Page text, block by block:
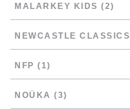
MALARKEY KIDS (2)
NEWCASTLE CLASSICS
NFP (1)
NOÜKA (3)